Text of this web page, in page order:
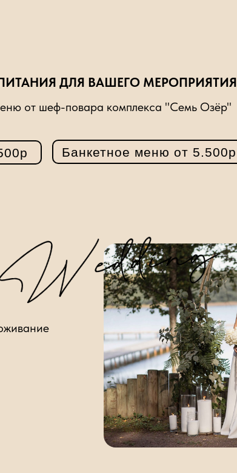
от шеф-повара комплекса "Семь Озёр"
Банкетное меню от 5.500р
ДЛЯ ВАШЕГО МЕРОПРИЯТИЯ